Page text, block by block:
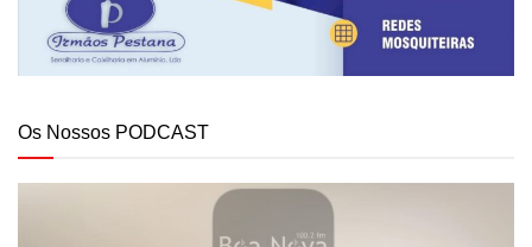
Os Nossos PODCAST